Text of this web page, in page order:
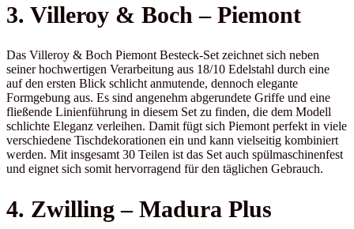
3. Villeroy & Boch – Piemont
Das Villeroy & Boch Piemont Besteck-Set zeichnet sich neben
seiner hochwertigen Verarbeitung aus 18/10 Edelstahl durch eine
auf den ersten Blick schlicht anmutende, dennoch elegante
Formgebung aus. Es sind angenehm abgerundete Griffe und eine
fließende Linienführung in diesem Set zu finden, die dem Modell
schlichte Eleganz verleihen. Damit fügt sich Piemont perfekt in viele
verschiedene Tischdekorationen ein und kann vielseitig kombiniert
werden. Mit insgesamt 30 Teilen ist das Set auch spülmaschinenfest
und eignet sich somit hervorragend für den täglichen Gebrauch.
4. Zwilling – Madura Plus